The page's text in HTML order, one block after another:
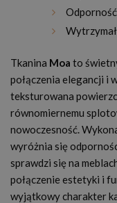
Tkanina Moa to
połączenia elegancji i
teksturowana
równomiernemu
nowoczesność.
wyróżnia się
sprawdzi się na
połączenie estetyki i
wyjątkowy charakter